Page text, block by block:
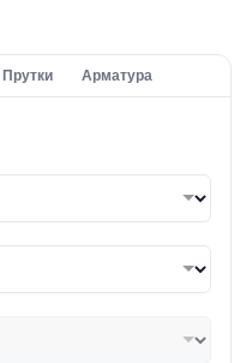
Прутки Арматура